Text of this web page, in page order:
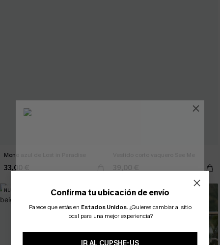
Mono azul de Lost in Paradise
33,00 €
NUEVO NUEVO
Confirma tu ubicación de envío
Parece que estás en Estados Unidos. ¿Quieres cambiar al sitio
local para una mejor experiencia?
¿NUEVO EN CUPSHE?
-10% extra sin compra mínima